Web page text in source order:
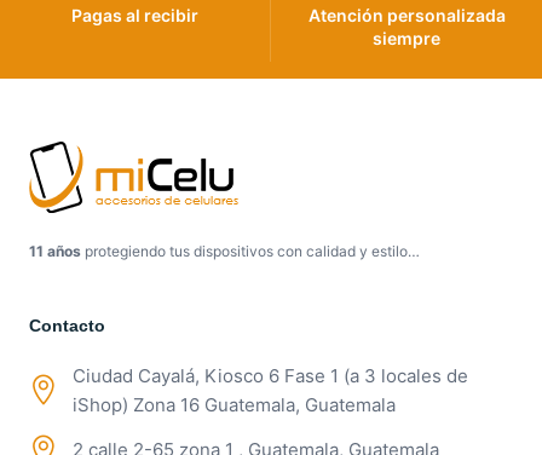
Pagas al recibir
Atención personalizada
siempre
11 años protegiendo tus dispositivos con calidad y estilo…
Contacto
Ciudad Cayalá, Kiosco 6 Fase 1 (a 3 locales de
iShop) Zona 16 Guatemala, Guatemala
2 calle 2-65 zona 1 , Guatemala, Guatemala